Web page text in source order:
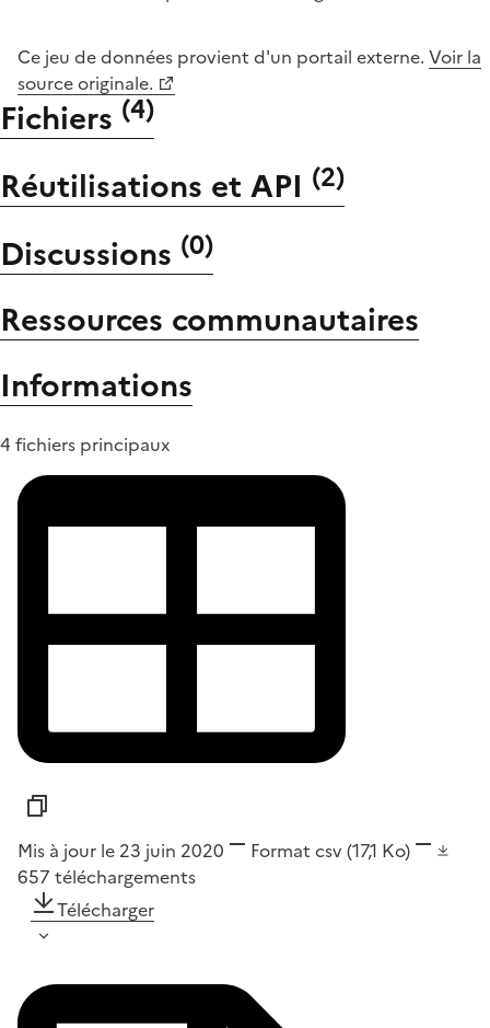
Ce jeu de données provient d'un portail externe. Voir la
source originale.
Fichiers (4)
Réutilisations et API (2)
Discussions (0)
Ressources communautaires
Informations
4 fichiers principaux
Mis à jour le 23 juin 2020 Format csv(17,1 Ko)
657 téléchargements
Télécharger